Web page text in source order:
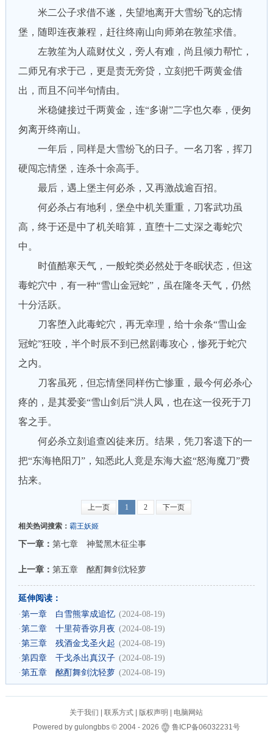
米二公子求借不遂，失望地离开大雪纷飞的忘情
堡，随即连夜兼程，赶往终南山向师弟在敦笙求借。
左敦笙为人疏财仗义，旁人有难，尚且倾力帮忙，
二师兄有求于己，更是责无旁贷，立刻把千两黄金借
出，而且不问半句情由。
米稳健接过千两黄金，连“多谢”二字也欠奉，便匆
匆离开终南山。
一年后，同样是大雪纷飞的日子。一名刀客，挥刀
硬闯忘情堡，连杀十余高手。
最后，遇上堡主何必杀，又再激战逾百招。
何必杀占有地利，堡垒中机关重重，刀客武功虽
高，终于还是中了机关暗算，直堕十二丈深之毒蛇穴
中。
时值酷寒天气，一般蛇类必然处于冬眠状态，但这
毒蛇穴中，有一种“雪山金冠蛇”，虽在隆冬天气，仍然
十分活跃。
刀客堕入此毒蛇穴，再无幸理，给十余条“雪山金
冠蛇”狂咬，半个时辰不到已然剧毒攻心，惨死于蛇穴
之内。
刀客虽死，但忘情堡同样伤亡惨重，最今何必杀心
疼的，是其爱妾“雪山剑后”洪人凤，也在这一役死于刀
客之手。
何必杀立刻追查凶徒来历。结果，凭刀客遗下的一
把“东海艳阳刀”，知悉此人竟是东海大盗“怒海魔刀”费
拈来。
上一页 1 2 下一页
相关热词搜索： 霸王妖姬
下一章： 第七章 神鹫黑木征尘事
上一章： 第五章 酩酊舞剑沈轻萝
延伸阅读：
·第一章 白雪熊掌成追忆 (2024-08-19)
·第二章 十里荷香弥月夜 (2024-08-19)
·第三章 残酒金戈圣火起 (2024-08-19)
·第四章 干戈杀出真汉子 (2024-08-19)
·第五章 酩酊舞剑沈轻萝 (2024-08-19)
关于我们 |联系方式 版权声明
电脑网站
Powered by gulongbbs ©2004 - 2026 鲁ICP备06032231号